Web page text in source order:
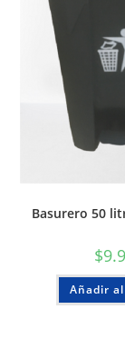
Basurero 50
$
Añadir